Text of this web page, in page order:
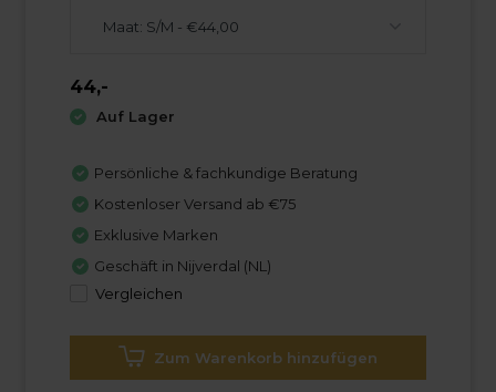
44,-
Auf Lager
Persönliche & fachkundige Beratung
Kostenloser Versand ab €75
Exklusive Marken
Geschäft in Nijverdal (NL)
Vergleichen
Zum Warenkorb hinzufügen